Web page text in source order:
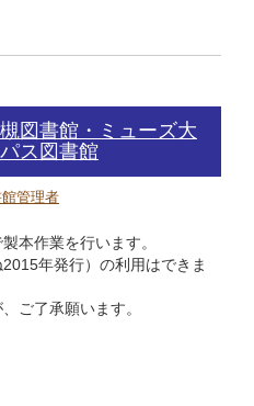
図書館・ミューズ大
ス図書館
館管理者
本作業を行います。
年発行）の利用はできま
ご了承願います。